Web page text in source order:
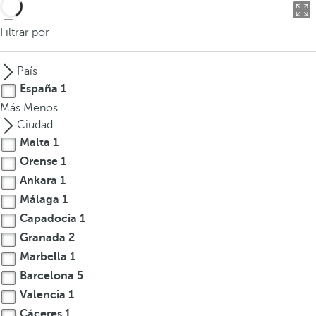
d
c
i
r
t
r
s
o
m
á
s
c
a
r
Filtrar por
País
España 1
Más Menos
Ciudad
Malta 1
Orense 1
Ankara 1
Málaga 1
Capadocia 1
Granada 2
Marbella 1
Barcelona 5
Valencia 1